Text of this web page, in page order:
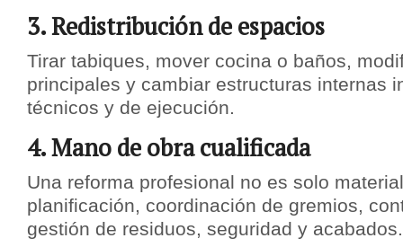
3. Redistribución de espacios
Tirar tabiques, mover cocina o baños,
principales y cambiar estructuras internas
técnicos y de ejecución.
4. Mano de obra cualificada
Una reforma profesional no es solo
planificación, coordinación de gremios,
gestión de residuos, seguridad y acabados.